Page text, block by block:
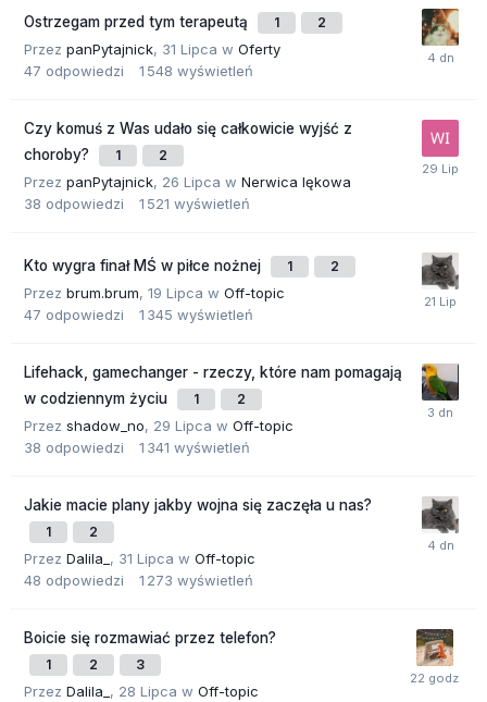
Ostrzegam przed tym terapeutą 1 2
Przez panPytajnick, 31 Lipca w Oferty
47 odpowiedzi 1 548 wyświetleń
Czy komuś z Was udało się całkowicie wyjść z
choroby?
1 2
Przez panPytajnick, 26 Lipca w Nerwica lękowa
38 odpowiedzi 1 521 wyświetleń
Kto wygra finał MŚ w piłce nożnej 1 2
Przez brum.brum, 19 Lipca w Off-topic
47 odpowiedzi 1 345 wyświetleń
Lifehack, gamechanger - rzeczy, które nam pomagają
w codziennym życiu
1 2
Przez shadow_no, 29 Lipca w Off-topic
38 odpowiedzi 1 341 wyświetleń
Jakie macie plany jakby wojna się zaczęła u nas?
1 2
Przez Dalila_ , 31 Lipca w Off-topic
48 odpowiedzi 1 273 wyświetleń
Boicie się rozmawiać przez telefon?
1 2 3
Przez Dalila_ , 28 Lipca w Off-topic